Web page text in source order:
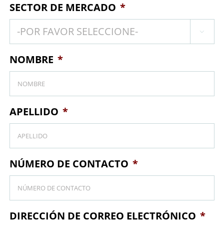
SECTOR DE MERCADO *

NOMBRE *
APELLIDO *
NÚMERO DE CONTACTO *
DIRECCIÓN DE CORREO ELECTRÓNICO *